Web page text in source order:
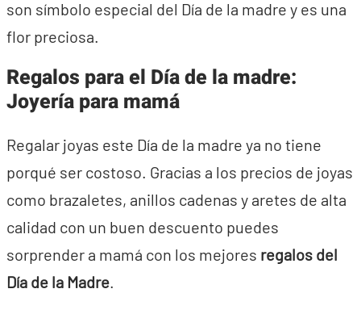
son símbolo especial del Día de la madre y es una
flor preciosa.
Regalos para el Día de la madre:
Joyería para mamá
Regalar joyas este Día de la madre ya no tiene
porqué ser costoso. Gracias a los precios de joyas
como brazaletes, anillos cadenas y aretes de alta
calidad con un buen descuento puedes
sorprender a mamá con los mejores regalos del
Día de la Madre.